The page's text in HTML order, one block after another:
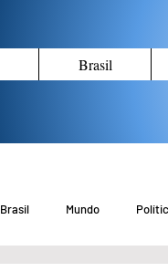
Brasil
Brasil Mundo